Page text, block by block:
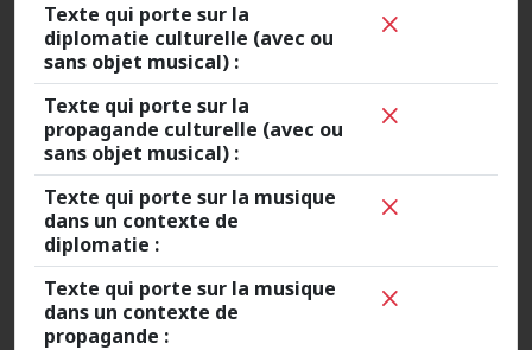
Texte qui porte sur la
diplomatie culturelle (avec ou
sans objet musical) :
Texte qui porte sur la
propagande culturelle (avec ou
sans objet musical) :
Texte qui porte sur la musique
dans un contexte de
diplomatie :
Texte qui porte sur la musique
dans un contexte de
propagande :